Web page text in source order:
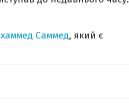
Саммед, який є